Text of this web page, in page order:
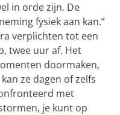
in orde zijn. De
fysiek aan kan.”
verplichten tot een
twee uur af. Het
doormaken,
ze dagen of zelfs
met
je kunt op